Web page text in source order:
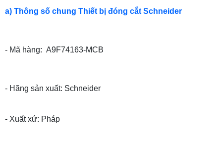
a) Thông số chung Thiết bị đóng cắt Schneider
- Mã hàng: A9F74163-MCB
- Hãng sản xuất: Schneider
- Xuất xứ: Pháp